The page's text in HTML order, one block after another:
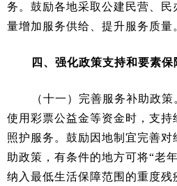
务。鼓励各地采取公建民营、民
量增加服务供给、提升服务质量
四、强化政策支持和要素保
（十一）完善服务补助政策
使用彩票公益金等资金时，支
照护服务。鼓励因地制宜完善
助政策，有条件的地方可将“老
纳入最低生活保障范围的重度